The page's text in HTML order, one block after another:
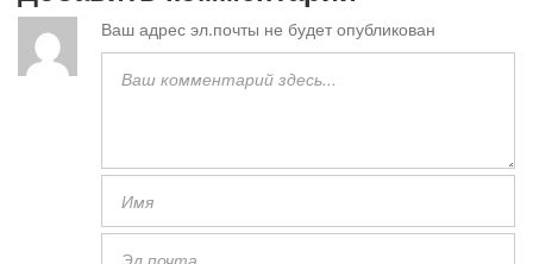
Ваш адрес эл.почты не будет опубликован